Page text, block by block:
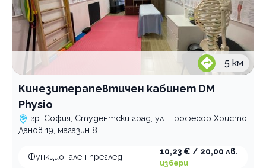
5 км
Кинезитерапевтичен кабинет DM
Physio
гр. София, Студентски град, ул. Професор Христо
Данов 19, магазин 8
Функционален преглед
10,23 € / 20,00 лв.
избери